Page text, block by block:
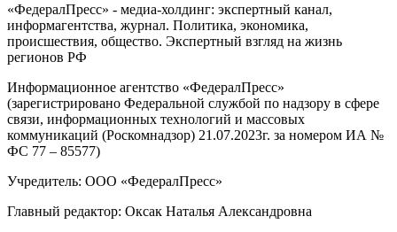
«ФедералПресс» - медиа-холдинг: экспертный канал,
информагентства, журнал. Политика, экономика,
происшествия, общество. Экспертный взгляд на жизнь
регионов РФ
Информационное агентство «ФедералПресс»
(зарегистрировано Федеральной службой по надзору в сфере
связи, информационных технологий и массовых
коммуникаций (Роскомнадзор) 21.07.2023г. за номером ИА №
ФС 77 – 85577)
Учредитель: ООО «ФедералПресс»
Главный редактор: Оксак Наталья Александровна